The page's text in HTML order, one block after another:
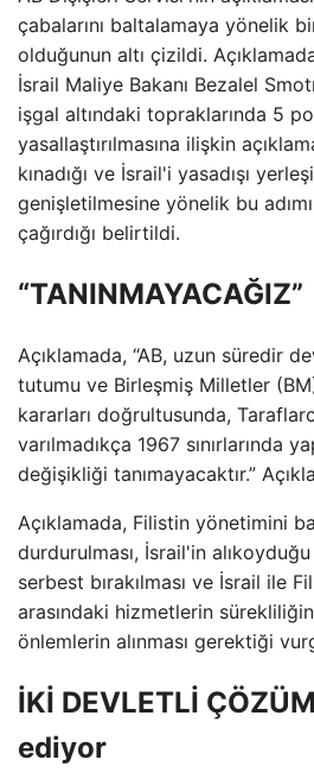
çabalarını baltalamaya yönelik
olduğunun altı çizildi.
İsrail Maliye Bakanı Bezalel
işgal altındaki topraklarında 5
yasallaştırılmasına ilişkin
kınadığı ve İsrail'i yasadışı
genişletilmesine yönelik bu
çağırdığı belirtildi.
“TANINMAYACAĞIZ”
Açıklamada, “AB, uzun süredir
tutumu ve Birleşmiş Milletler
kararları doğrultusunda,
varılmadıkça 1967 sınırlarında
değişikliği tanımayacaktır.”
Açıklamada, Filistin yönetimini
durdurulması, İsrail'in
serbest bırakılması ve İsrail ile
arasındaki hizmetlerin
önlemlerin alınması gerektiği
İKİ DEVLETLİ
ediyor